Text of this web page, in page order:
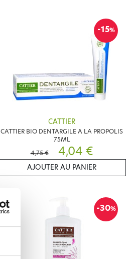
-15%
CATTIER
CATTIER BIO DENTARGILE A LA PROPOLIS
75ML
4,75 €
4,04 €
AJOUTER AU PANIER
-30%